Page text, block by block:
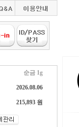
순금 1g
2026.08.06
215,893 원